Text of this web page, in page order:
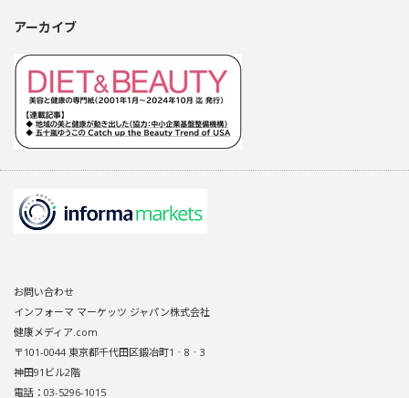
アーカイブ
お問い合わせ
インフォーマ マーケッツ ジャパン株式会社
健康メディア.com
〒101-0044 東京都千代田区鍛冶町1‐8‐3
神田91ビル2階
電話：03-5296-1015